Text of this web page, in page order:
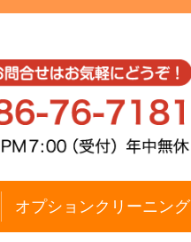
オプションクリーニング